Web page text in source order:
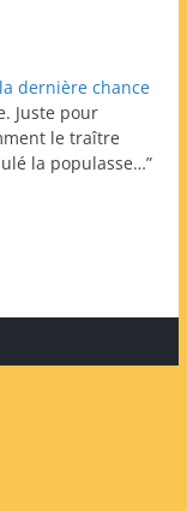
dernière chance
Juste pour
le traître
la populasse…”